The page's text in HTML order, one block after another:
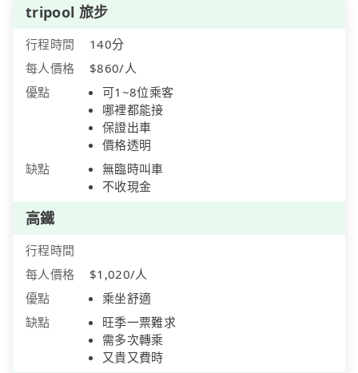
tripool 旅步
行程時間
140分
每人價格
$860/人
優點
可1~8位乘客
哪裡都能接
保證出車
價格透明
缺點
無臨時叫車
不收現金
高鐵
行程時間
每人價格
$1,020/人
優點
乘坐舒適
缺點
旺季一票難求
需多次轉乘
又貴又費時